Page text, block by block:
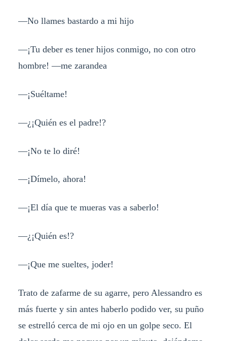
—No llames bastardo a mi hijo
—¡Tu deber es tener hijos conmigo, no con otro
hombre! —me zarandea
—¡Suéltame!
—¿¡Quién es el padre!?
—¡No te lo diré!
—¡Dímelo, ahora!
—¡El día que te mueras vas a saberlo!
—¿¡Quién es!?
—¡Que me sueltes, joder!
Trato de zafarme de su agarre, pero Alessandro es
más fuerte y sin antes haberlo podido ver, su puño
se estrelló cerca de mi ojo en un golpe seco. El